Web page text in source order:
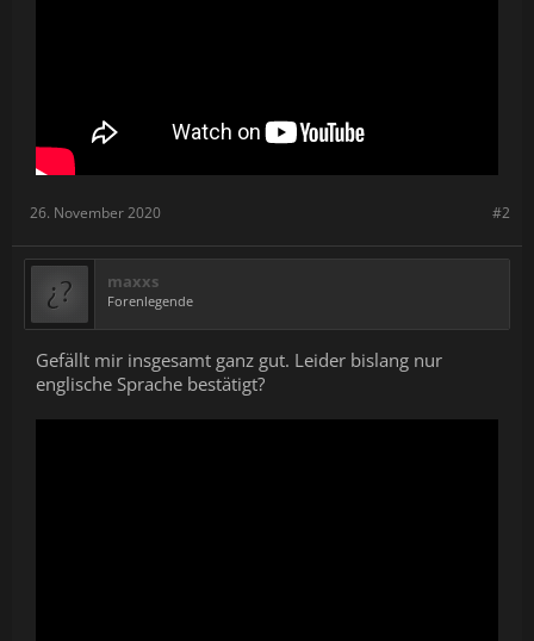
#2
26. November 2020
maxxs
Forenlegende
Gefällt mir insgesamt ganz gut. Leider bislang nur
englische Sprache bestätigt?